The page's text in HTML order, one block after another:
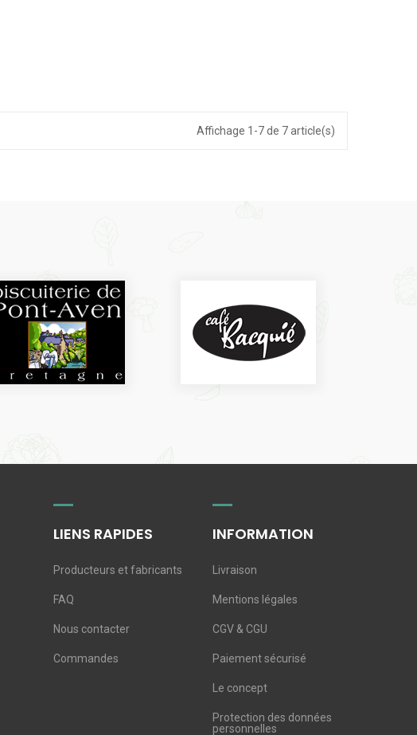
Affichage 1-7 de 7 article(s)
LIENS RAPIDES
Producteurs et fabricants
FAQ
Nous contacter
Commandes
INFORMATION
Livraison
Mentions légales
CGV & CGU
Paiement sécurisé
Le concept
Protection des données
personnelles